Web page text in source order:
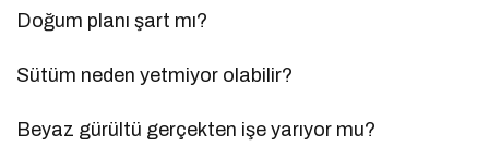
Doğum planı şart mı?
Sütüm neden yetmiyor olabilir?
Beyaz gürültü gerçekten işe yarıyor mu?